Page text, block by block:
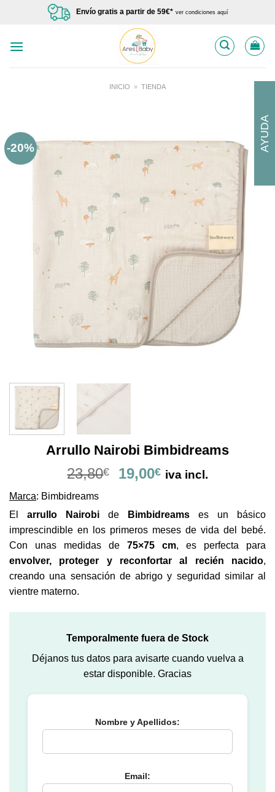
Envío gratis a partir de 59€* ver condiciones aquí
INICIO » TIENDA
-20%
Arrullo Nairobi Bimbidreams
23,80€
El
era:
23,80€.
19,00€El
es:
19,00€.
iva incl.
Marca: Bimbidreams
El
arrullo Nairobi de Bimbidreams es un básico
imprescindible en los primeros meses de vida del bebé.
Con unas medidas de 75×75 cm, es perfecta para
envolver, proteger y reconfortar al recién nacido,
creando una sensación de abrigo y seguridad similar al
vientre materno.
Temporalmente fuera de Stock
Déjanos tus datos para avisarte cuando vuelva a
estar disponible. Gracias
Nombre y Apellidos:
Email:
AYUDA